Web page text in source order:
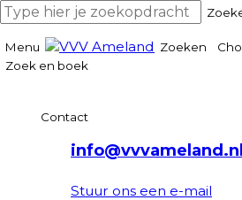
Menu Zoeken
Zoek en boek
Contact
info@vvvameland.nl
Stuur ons een e-mail